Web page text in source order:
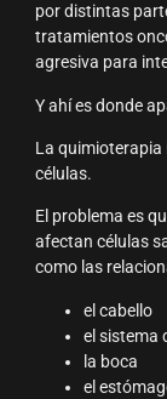
por distintas
tratamientos
agresiva para
Y ahí es donde
La
células.
El problema es
afectan células
como las
el cabello
el sistema
la boca
el